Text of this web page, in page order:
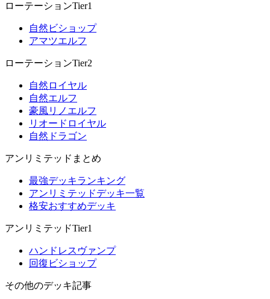
ローテーションTier1
自然ビショップ
アマツエルフ
ローテーションTier2
自然ロイヤル
自然エルフ
豪風リノエルフ
リオードロイヤル
自然ドラゴン
アンリミテッドまとめ
最強デッキランキング
アンリミテッドデッキ一覧
格安おすすめデッキ
アンリミテッドTier1
ハンドレスヴァンプ
回復ビショップ
その他のデッキ記事